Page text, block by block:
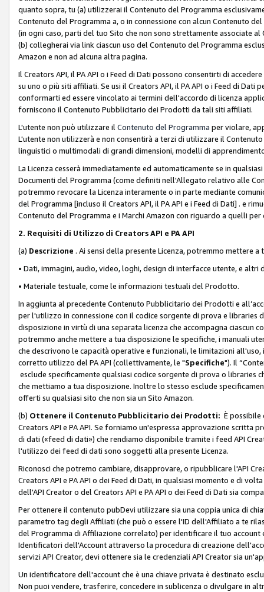
quanto sopra, tu (a) utilizzerai il Contenuto del Programma
Contenuto del Programma a, o in connessione con alcun Contenuto
(in ogni caso, parti del tuo Sito che non sono strettamente associate
(b) collegherai via link ciascun uso del Contenuto del Programma
Amazon e non ad alcuna altra pagina.
Il Creators API, il PA API o i Feed di Dati possono consentirti di
su uno o più siti affiliati. Se usi il Creators API, il PA API o i Feed di
conformarti ed essere vincolato ai termini dell'accordo di licenza
forniscono il Contenuto Pubblicitario dei Prodotti da tali siti affiliati.
L'utente non può utilizzare il Contenuto del Programma per violare,
L'utente non utilizzerà e non consentirà a terzi di utilizzare il
linguistici o multimodali di grandi dimensioni, modelli di
La Licenza cesserà immediatamente ed automaticamente se in
Documenti del Programma (come definiti nell'Allegato relativo alle
potremmo revocare la Licenza interamente o in parte mediante
del Programma [incluso il Creators API, il PA API e i Feed di Dati] . e
Contenuto del Programma e i Marchi Amazon con riguardo a quelli
2. Requisiti di Utilizzo di Creators API e PA API
(a) Descrizione . Ai sensi della presente Licenza, potremmo mettere
• Dati, immagini, audio, video, loghi, design di interfacce utente, e altri
• Materiale testuale, come le informazioni testuali del Prodotto.
In aggiunta al precedente Contenuto Pubblicitario dei Prodotti e
per l'utilizzo in connessione con il codice sorgente di prova e libraries
disposizione in virtù di una separata licenza che accompagna ciascun
potremmo anche mettere a tua disposizione le specifiche, i manuali
che descrivono le capacità operative e funzionali, le limitazioni
corretto utilizzo del PA API (collettivamente, le "Specifiche"). Il
esclude specificamente qualsiasi codice sorgente di prova o libraries
che mettiamo a tua disposizione. Inoltre lo stesso esclude
offerti su qualsiasi sito che non sia un Sito Amazon.
(b) Ottenere il Contenuto Pubblicitario dei Prodotti: È
Creators API e PA API. Se forniamo un'espressa approvazione
di dati («feed di dati») che rendiamo disponibile tramite i feed API
l'utilizzo dei feed di dati sono soggetti alla presente Licenza.
Riconosci che potremo cambiare, disapprovare, o ripubblicare l'API
Creators API e PA API o dei Feed di Dati, in qualsiasi momento e di
dell'API Creator o del Creators API e PA API o dei Feed di Dati sia
Per ottenere il contenuto pubDevi utilizzare sia una coppia unica di
parametro tag degli Affiliati (che può o essere l'ID dell'Affiliato a te
del Programma di Affiliazione correlato) per identificare il tuo account
Identificatori dell'Account attraverso la procedura di creazione
servizi API Creator, devi ottenere sia le credenziali API Creator sia
Un identificatore dell'account che è una chiave privata è destinato
Non puoi vendere, trasferire, concedere in sublicenza o divulgare in